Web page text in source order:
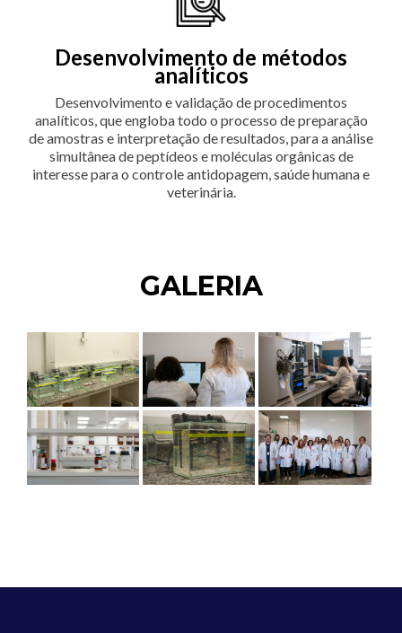
Desenvolvimento de métodos
analíticos
Desenvolvimento e validação de procedimentos
analíticos, que engloba todo o processo de preparação
de amostras e interpretação de resultados, para a análise
simultânea de peptídeos e moléculas orgânicas de
interesse para o controle antidopagem, saúde humana e
veterinária.
GALERIA